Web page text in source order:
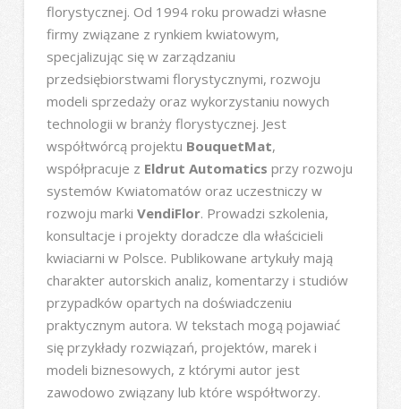
florystycznej. Od 1994 roku prowadzi własne
firmy związane z rynkiem kwiatowym,
specjalizując się w zarządzaniu
przedsiębiorstwami florystycznymi, rozwoju
modeli sprzedaży oraz wykorzystaniu nowych
technologii w branży florystycznej. Jest
współtwórcą projektu BouquetMat,
współpracuje z Eldrut Automatics przy rozwoju
systemów Kwiatomatów oraz uczestniczy w
rozwoju marki VendiFlor. Prowadzi szkolenia,
konsultacje i projekty doradcze dla właścicieli
kwiaciarni w Polsce. Publikowane artykuły mają
charakter autorskich analiz, komentarzy i studiów
przypadków opartych na doświadczeniu
praktycznym autora. W tekstach mogą pojawiać
się przykłady rozwiązań, projektów, marek i
modeli biznesowych, z którymi autor jest
zawodowo związany lub które współtworzy.